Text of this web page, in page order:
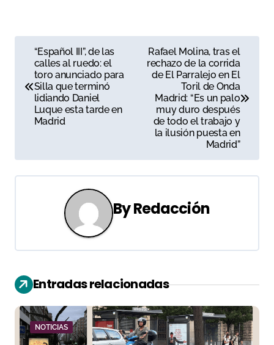
a
ó
n
d
e
“Español III”, de las
calles al ruedo: el
toro anunciado para
Silla que terminó
lidiando Daniel
Luque esta tarde en
Madrid
Rafael Molina, tras el
rechazo de la corrida
de El Parralejo en El
Toril de Onda
Madrid: “Es un palo
muy duro después
de todo el trabajo y
la ilusión puesta en
Madrid”
ByRedacción
Entradas relacionadas
NOTICIAS